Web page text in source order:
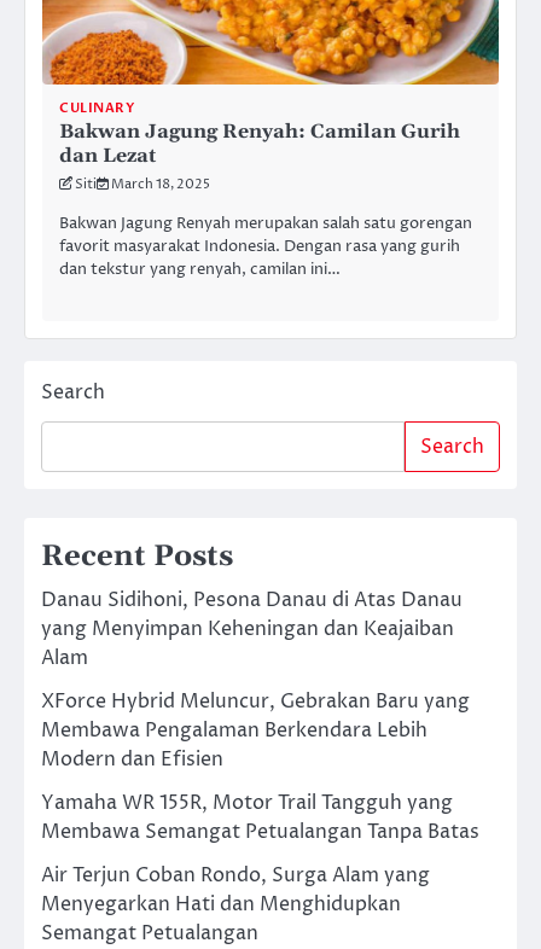
CULINARY
Bakwan Jagung Renyah: Camilan Gurih
dan Lezat
Siti March 18, 2025
Bakwan Jagung Renyah merupakan salah satu gorengan
favorit masyarakat Indonesia. Dengan rasa yang gurih
dan tekstur yang renyah, camilan ini…
Search
Search
Recent Posts
Danau Sidihoni, Pesona Danau di Atas Danau
yang Menyimpan Keheningan dan Keajaiban
Alam
XForce Hybrid Meluncur, Gebrakan Baru yang
Membawa Pengalaman Berkendara Lebih
Modern dan Efisien
Yamaha WR 155R, Motor Trail Tangguh yang
Membawa Semangat Petualangan Tanpa Batas
Air Terjun Coban Rondo, Surga Alam yang
Menyegarkan Hati dan Menghidupkan
Semangat Petualangan